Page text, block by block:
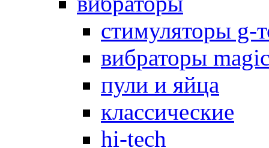
стимуляторы g-
вибраторы
пули и яйца
классические
hi-tech